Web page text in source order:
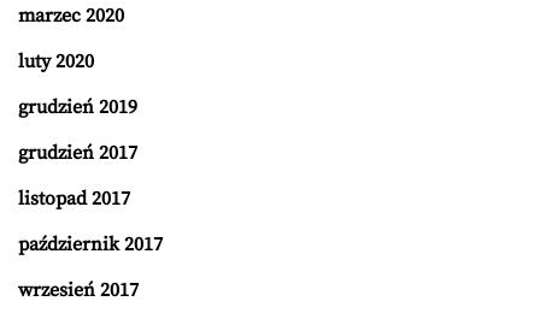
marzec 2020
luty 2020
grudzień 2019
grudzień 2017
listopad 2017
październik 2017
wrzesień 2017